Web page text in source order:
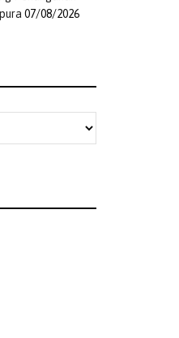
07/08/2026